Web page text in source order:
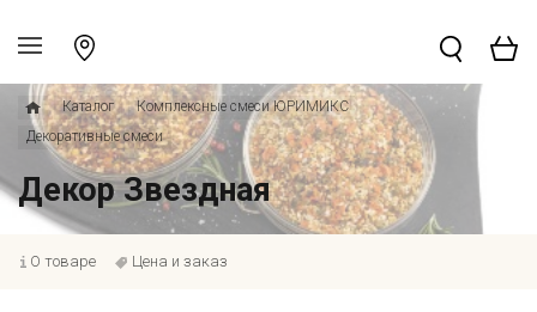
Каталог
Комплексные смеси ЮРИМИКС
Декоративные смеси
Декор Звездная
О товаре Цена и заказ